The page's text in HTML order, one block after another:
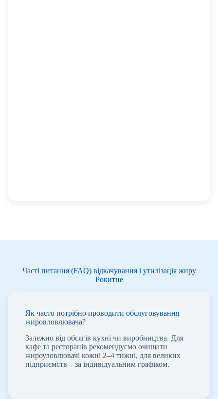
Часті питання (FAQ) відкачування і утилізація жиру
Рокитне
Як часто потрібно проводити обслуговування
жировловлювача?
Залежно від обсягів кухні чи виробництва. Для
кафе та ресторанів рекомендуємо очищати
жироуловлювачі кожні 2–4 тижні, для великих
підприємств – за індивідуальним графіком.